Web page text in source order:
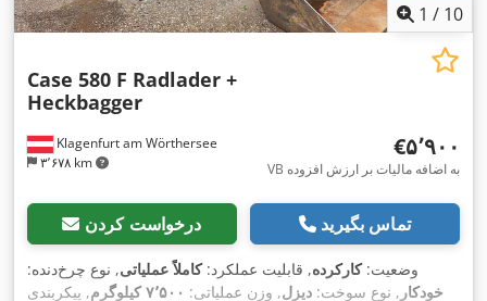
1 / 10
Klagenfurt am Wörthersee
۳٬۶۷۸ km
Case 580 F Radlader +
Heckbagger
‎€۵٬۹۰۰
VB به اضافه مالیات بر ارزش افزوده
درخواست کردن تماس بگیرید
وضعیت:کارکرده, قابلیت عملکرد:کاملاً عملیاتی, نوع چرخ‌دنده:
خودکار , نوع سوخت: دیزل, وزن عملیاتی: ۷٬۵۰۰ کیلوگرم
, پیکربندی